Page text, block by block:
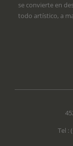
se convierte en
todo artístico, a
Tel :